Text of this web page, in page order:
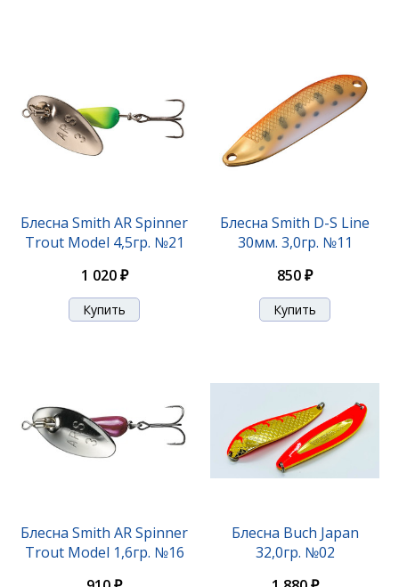
Блесна Smith AR Spinner
Trout Model 4,5гр. №21
1 020 ₽
Блесна Smith D-S Line
30мм. 3,0гр. №11
850 ₽
Блесна Smith AR Spinner
Trout Model 1,6гр. №16
Блесна Buch Japan
32,0гр. №02